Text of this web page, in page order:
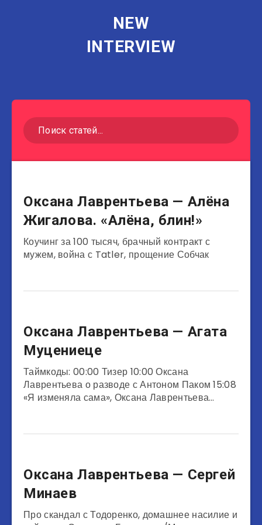
NEW
INTERVIEW
Другие
Оксана Лаврентьева — Алёна
Жигалова. «Алёна, блин!»
Коучинг за 100 тысяч, брачный контракт с
мужем, война с Tatler, прощение Собчак
Актеры
Оксана Лаврентьева — Агата
Муцениеце
Таймкоды: 00:00 Тизер 10:00 Оксана
Лаврентьева о разводе с Антоном Паком 15:08
«Я изменяла сама», Оксана Лаврентьева…
Предприниматели
Оксана Лаврентьева — Сергей
Минаев
Про скандал с Тодоренко, домашнее насилие и